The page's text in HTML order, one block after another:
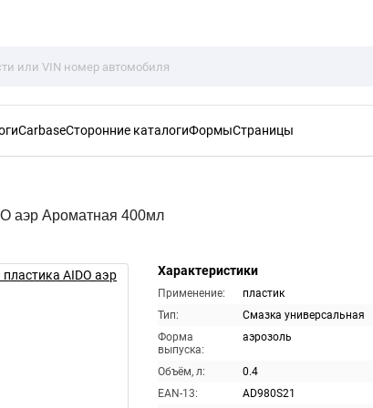
CarbaseСторонние каталогиФормыСтраницы
аэр Ароматная 400мл
Характеристики
Применение:
пластик
Тип:
Смазка универсальная
Форма
выпуска:
аэрозоль
Объём, л:
0.4
EAN-13:
AD980S21